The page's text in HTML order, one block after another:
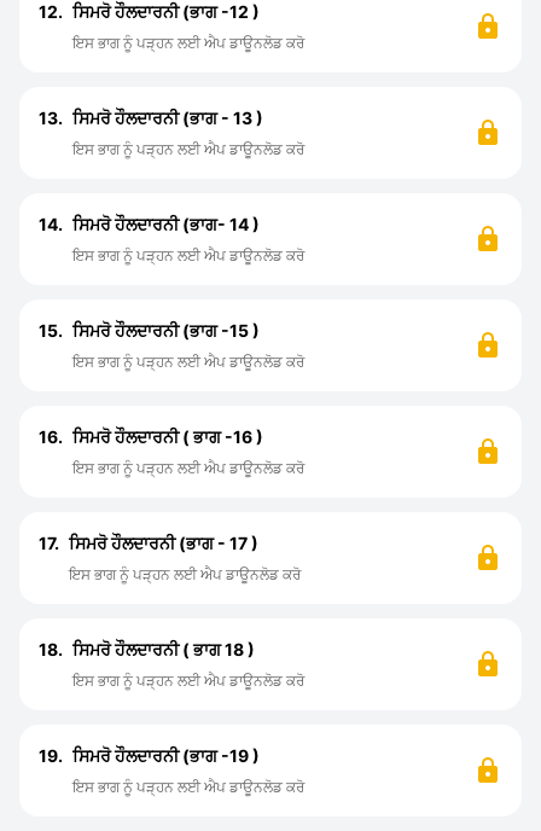
12. ਸਿਮਰੋ ਹੌਲਦਾਰਨੀ (ਭਾਗ -12 )
ਇਸ ਭਾਗ ਨੂੰ ਪੜ੍ਹਨ ਲਈ ਐਪ ਡਾਊਨਲੋਡ ਕਰੋ
13. ਸਿਮਰੋ ਹੌਲਦਾਰਨੀ (ਭਾਗ - 13 )
ਇਸ ਭਾਗ ਨੂੰ ਪੜ੍ਹਨ ਲਈ ਐਪ ਡਾਊਨਲੋਡ ਕਰੋ
14. ਸਿਮਰੋ ਹੌਲਦਾਰਨੀ (ਭਾਗ- 14 )
ਇਸ ਭਾਗ ਨੂੰ ਪੜ੍ਹਨ ਲਈ ਐਪ ਡਾਊਨਲੋਡ ਕਰੋ
15. ਸਿਮਰੋ ਹੌਲਦਾਰਨੀ (ਭਾਗ -15 )
ਇਸ ਭਾਗ ਨੂੰ ਪੜ੍ਹਨ ਲਈ ਐਪ ਡਾਊਨਲੋਡ ਕਰੋ
16. ਸਿਮਰੋ ਹੌਲਦਾਰਨੀ ( ਭਾਗ -16 )
ਇਸ ਭਾਗ ਨੂੰ ਪੜ੍ਹਨ ਲਈ ਐਪ ਡਾਊਨਲੋਡ ਕਰੋ
17. ਸਿਮਰੋ ਹੌਲਦਾਰਨੀ (ਭਾਗ - 17 )
ਇਸ ਭਾਗ ਨੂੰ ਪੜ੍ਹਨ ਲਈ ਐਪ ਡਾਊਨਲੋਡ ਕਰੋ
18. ਸਿਮਰੋ ਹੌਲਦਾਰਨੀ ( ਭਾਗ 18 )
ਇਸ ਭਾਗ ਨੂੰ ਪੜ੍ਹਨ ਲਈ ਐਪ ਡਾਊਨਲੋਡ ਕਰੋ
19. ਸਿਮਰੋ ਹੌਲਦਾਰਨੀ (ਭਾਗ -19 )
ਇਸ ਭਾਗ ਨੂੰ ਪੜ੍ਹਨ ਲਈ ਐਪ ਡਾਊਨਲੋਡ ਕਰੋ